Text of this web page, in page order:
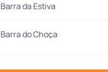
Barra da Estiva
Barra do Choça